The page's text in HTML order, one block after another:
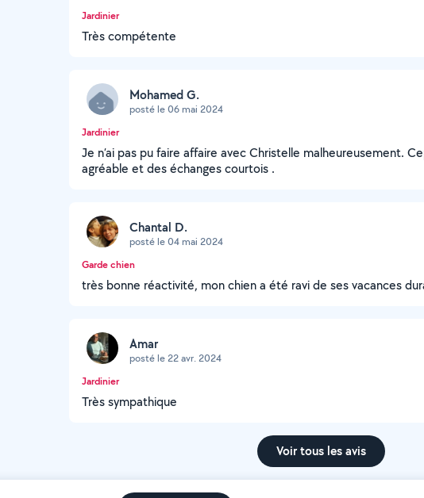
Jardinier
Très compétente
Mohamed G.
posté le 06 mai 2024
Jardinier
Je n’ai pas pu faire affaire avec Christelle malheureusement.
agréable et des échanges courtois .
Chantal D.
posté le 04 mai 2024
Garde chien
très bonne réactivité, mon chien a été ravi de ses vacances
Amar
posté le 22 avr. 2024
Jardinier
Très sympathique
Voir tous les avis